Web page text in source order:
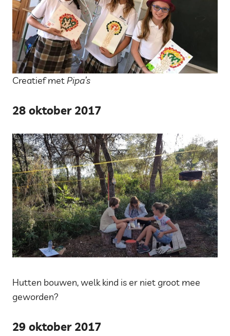
Creatief metPipa’s
28 oktober 2017
Hutten bouwen, welk kind is er niet groot mee
geworden?
29 oktober 2017